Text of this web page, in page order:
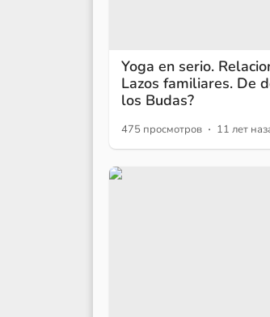
Yoga en serio.
Lazos familiares. De
los Budas?
475 просмотров · 11 лет